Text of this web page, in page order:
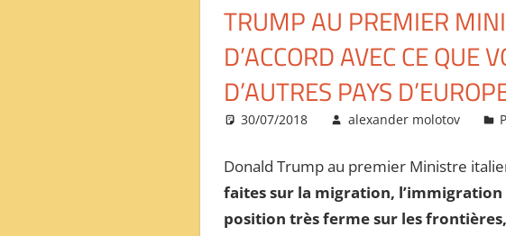
TRUMP AU PREMIER
D’ACCORD AVEC CE QUE
D’AUTRES PAYS
30/07/2018 alexander molotov
Donald Trump au premier Ministre
faites sur la migration, l’immigration
position très ferme sur les